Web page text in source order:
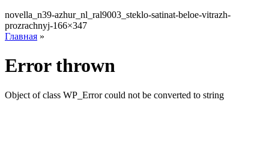
novella_n39-azhur_nl_ral9003_steklo-satinat-beloe-vitrazh-
prozrachnyj-166×347
Главная »
Error thrown
Object of class WP_Error could not be converted to string